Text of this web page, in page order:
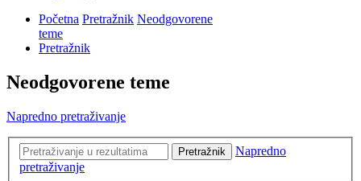
Početna Pretražnik Neodgovorene
teme
Pretražnik
Neodgovorene teme
Napredno pretraživanje
Pretražnik
Napredno
pretraživanje